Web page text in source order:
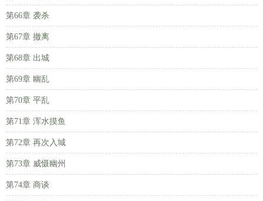
第66章 袭杀
第67章 撤离
第68章 出城
第69章 幽乱
第70章 平乱
第71章 浑水摸鱼
第72章 再次入城
第73章 威慑幽州
第74章 商谈